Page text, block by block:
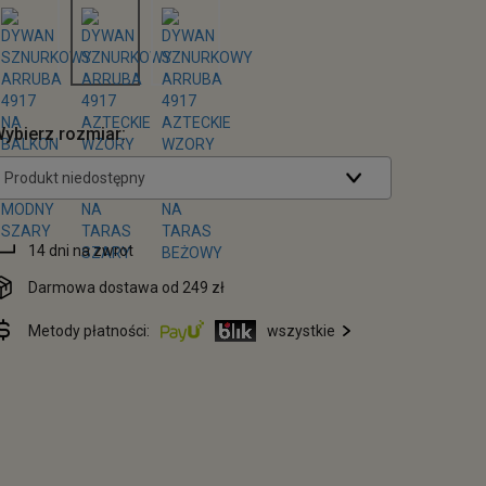
rozmiar:
Produkt niedostępny
14 dni na zwrot
Darmowa dostawa od 249 zł
Metody płatności: wszystkie